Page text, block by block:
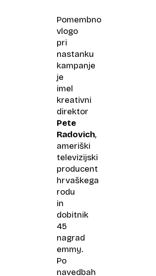
Pomembno
vlogo
pri
nastanku
kampanje
je
imel
kreativni
direktor
Pete
Radovich,
ameriški
televizijski
producent
hrvaškega
rodu
in
dobitnik
45
nagrad
emmy.
Po
navedbah